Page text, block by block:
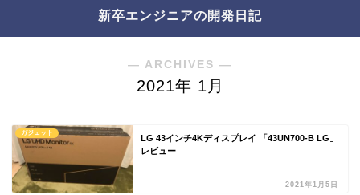
新卒エンジニアの開発日記
― ARCHIVES ―
2021年 1月
ガジェット
LG 43インチ4Kディスプレイ 「43UN700-B LG」
レビュー
2021年1月5日